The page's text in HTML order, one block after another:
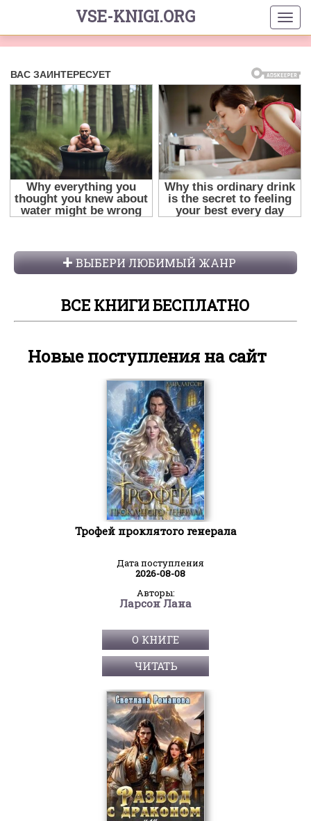
VSE-KNIGI.ORG
ВЫБЕРИ ЛЮБИМЫЙ ЖАНР
ВСЕ КНИГИ БЕСПЛАТНО
Новые поступления на сайт
Трофей проклятого генерала
Дата поступления
2026-08-08
Авторы:
Ларсон Лана
О КНИГЕ
ЧИТАТЬ